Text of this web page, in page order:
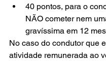
40 pontos, para o
NÃO cometer nem
gravíssima em 12
No caso do condutor que
atividade remunerada ao